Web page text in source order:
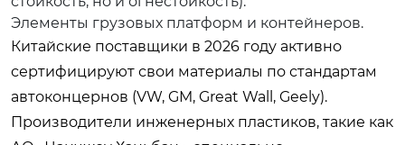
Элементы грузовых платформ и контейнеров.
Китайские поставщики в 2026 году активно
сертифицируют свои материалы по стандартам
автоконцернов (VW, GM, Great Wall, Geely).
Производители инженерных пластиков, такие как